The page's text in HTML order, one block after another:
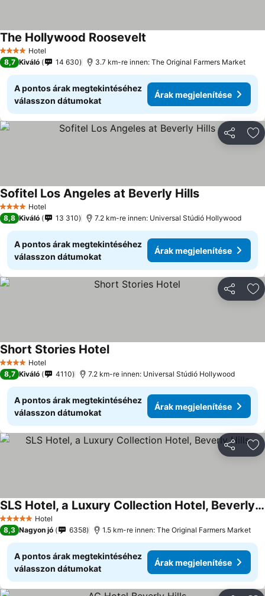
4 KategóriaHotel
The Hollywood Roosevelt
8,7 Kiváló 14 630 3.7 km-re innen: The Original Farmers Market
A pontos árak megtekintéséhez
válasszon dátumokat
Árak megjelenítése
4 KategóriaHotel
Sofitel Los Angeles at Beverly Hills
8,8 Kiváló 13 310 7.2 km-re innen: Universal Stúdió Hollywood
A pontos árak megtekintéséhez
válasszon dátumokat
Árak megjelenítése
4 KategóriaHotel
Short Stories Hotel
8,7 Kiváló 4110 7.2 km-re innen: Universal Stúdió Hollywood
A pontos árak megtekintéséhez
válasszon dátumokat
Árak megjelenítése
5 KategóriaHotel
SLS Hotel, a Luxury Collection Hotel, Beverly Hills
8,3 Nagyon jó 6358 1.5 km-re innen: The Original Farmers Market
A pontos árak megtekintéséhez
válasszon dátumokat
Árak megjelenítése